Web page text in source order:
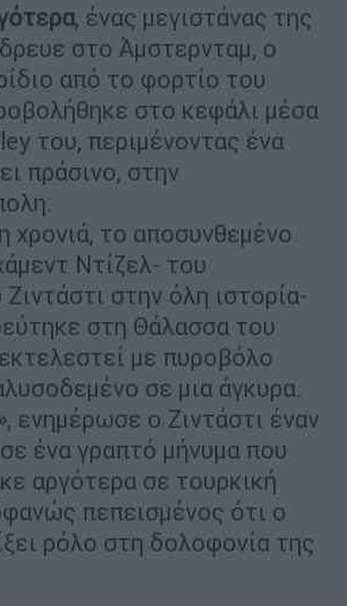
, ένας μεγιστάνας της
στο Άμστερνταμ, ο
από το φορτίο του
στο κεφάλι μέσα
του, περιμένοντας ένα
πράσινο, στην
χρονιά, το αποσυνθεμένο
Ντίζελ- του
στην όλη ιστορία-
στη Θάλασσα του
με πυροβόλο
σε μια άγκυρα.
ενημέρωσε ο Ζιντάστι έναν
ένα γραπτό μήνυμα που
αργότερα σε τουρκική
πεπεισμένος ότι ο
ρόλο στη δολοφονία της